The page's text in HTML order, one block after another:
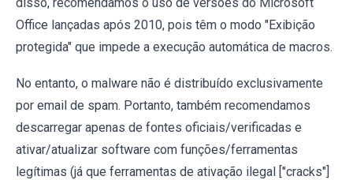
Office lançadas após 2010, pois têm o modo "Exibição
protegida" que impede a execução automática de macros.
No entanto, o malware não é distribuído exclusivamente
por email de spam. Portanto, também recomendamos
descarregar apenas de fontes oficiais/verificadas e
ativar/atualizar software com funções/ferramentas
legítimas (já que ferramentas de ativação ilegal ["cracks"]